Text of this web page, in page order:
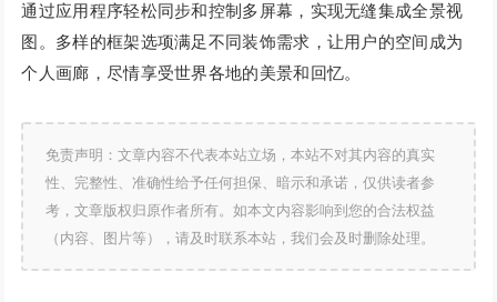
通过应用程序轻松同步和控制多屏幕，实现无缝集成全景视
图。多样的框架选项满足不同装饰需求，让用户的空间成为
个人画廊，尽情享受世界各地的美景和回忆。
免责声明：文章内容不代表本站立场，本站不对其内容的真实
性、完整性、准确性给予任何担保、暗示和承诺，仅供读者参
考，文章版权归原作者所有。如本文内容影响到您的合法权益
（内容、图片等），请及时联系本站，我们会及时删除处理。